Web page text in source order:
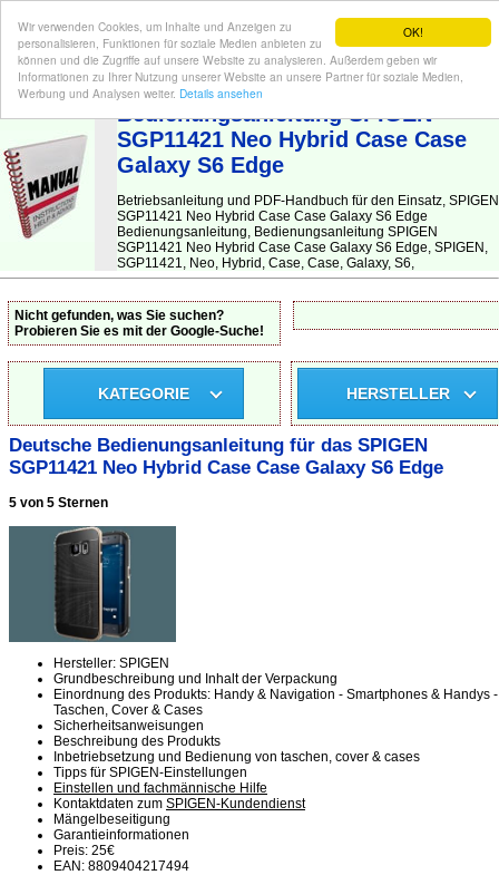
OK!
Wir verwenden Cookies, um Inhalte und Anzeigen zu
personalisieren, Funktionen für soziale Medien anbieten zu
können und die Zugriffe auf unsere Website zu analysieren. Außerdem geben wir
Informationen zu Ihrer Nutzung unserer Website an unsere Partner für soziale Medien,
Werbung und Analysen weiter. Details ansehen
BEDIENUNGSANLEITUNG| Hier finden Sie die deutsche Anleitung!
Bedienungsanleitung SPIGEN
SGP11421 Neo Hybrid Case Case
Galaxy S6 Edge
Betriebsanleitung und PDF-Handbuch für den Einsatz, SPIGEN
SGP11421 Neo Hybrid Case Case Galaxy S6 Edge
Bedienungsanleitung, Bedienungsanleitung SPIGEN
SGP11421 Neo Hybrid Case Case Galaxy S6 Edge, SPIGEN,
SGP11421, Neo, Hybrid, Case, Case, Galaxy, S6,
Nicht gefunden, was Sie suchen?
Probieren Sie es mit der Google-Suche!
KATEGORIE HERSTELLER
Deutsche Bedienungsanleitung für das SPIGEN
SGP11421 Neo Hybrid Case Case Galaxy S6 Edge
5 von 5 Sternen
Hersteller: SPIGEN
Grundbeschreibung und Inhalt der Verpackung
Einordnung des Produkts: Handy & Navigation - Smartphones & Handys -
Taschen, Cover & Cases
Sicherheitsanweisungen
Beschreibung des Produkts
Inbetriebsetzung und Bedienung von taschen, cover & cases
Tipps für SPIGEN-Einstellungen
Einstellen und fachmännische Hilfe
Kontaktdaten zum SPIGEN-Kundendienst
Mängelbeseitigung
Garantieinformationen
Preis: 25€
EAN: 8809404217494